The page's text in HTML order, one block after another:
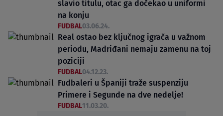
slavio titulu, otac ga dočekao u uniformi
na konju
FUDBAL03.06.24.
Real ostao bez ključnog igrača u važnom
periodu, Madriđani nemaju zamenu na toj
poziciji
FUDBAL04.12.23.
Fudbaleri u Španiji traže suspenziju
Primere i Segunde na dve nedelje!
FUDBAL11.03.20.